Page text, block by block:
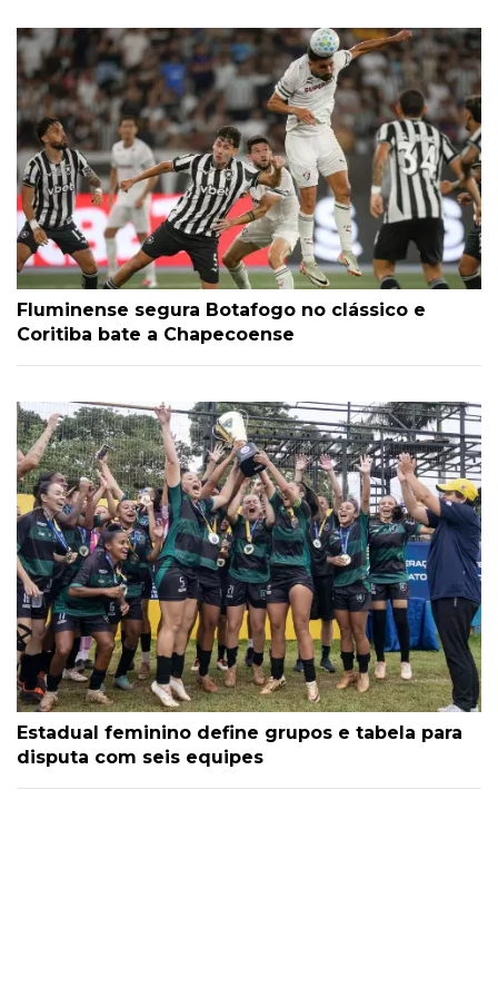
Fluminense segura Botafogo no clássico e
Coritiba bate a Chapecoense
Estadual feminino define grupos e tabela para
disputa com seis equipes